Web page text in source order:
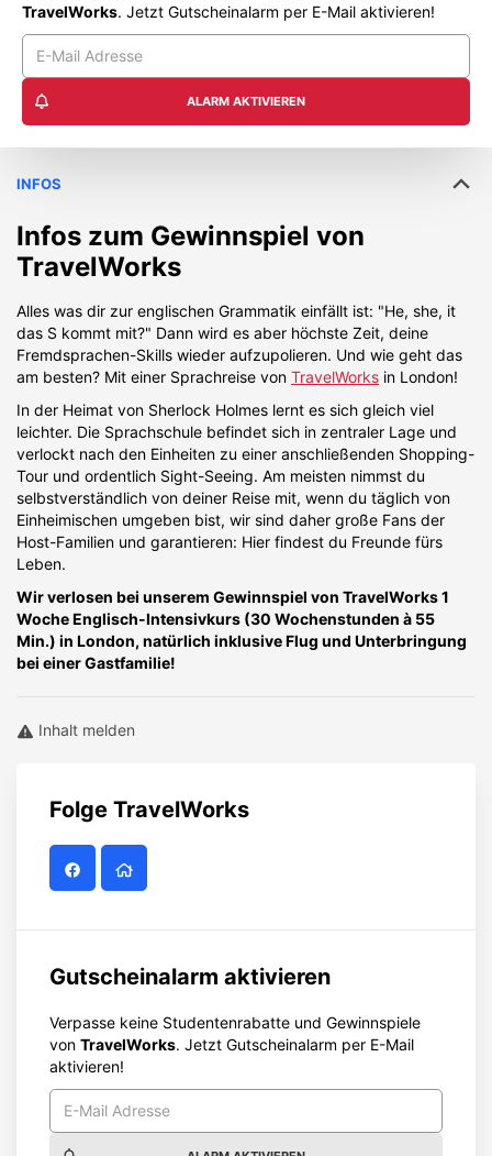
TravelWorks. Jetzt Gutscheinalarm per E-Mail aktivieren!
ALARM AKTIVIEREN
INFOS
Infos zum Gewinnspiel von
TravelWorks
Alles was dir zur englischen Grammatik einfällt ist: "He, she, it
das S kommt mit?" Dann wird es aber höchste Zeit, deine
Fremdsprachen-Skills wieder aufzupolieren. Und wie geht das
am besten? Mit einer Sprachreise von TravelWorks in London!
In der Heimat von Sherlock Holmes lernt es sich gleich viel
leichter. Die Sprachschule befindet sich in zentraler Lage und
verlockt nach den Einheiten zu einer anschließenden Shopping-
Tour und ordentlich Sight-Seeing. Am meisten nimmst du
selbstverständlich von deiner Reise mit, wenn du täglich von
Einheimischen umgeben bist, wir sind daher große Fans der
Host-Familien und garantieren: Hier findest du Freunde fürs
Leben.
Wir verlosen bei unserem Gewinnspiel von TravelWorks 1
Woche Englisch-Intensivkurs (30 Wochenstunden à 55
Min.) in London, natürlich inklusive Flug und Unterbringung
bei einer Gastfamilie!
Inhalt melden
Folge TravelWorks
Gutscheinalarm aktivieren
Verpasse keine Studentenrabatte und Gewinnspiele
von TravelWorks. Jetzt Gutscheinalarm per E-Mail
aktivieren!